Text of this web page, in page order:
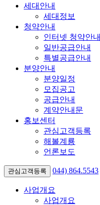
세대안내
세대정보
청약안내
인터넷 청약안내
일반공급안내
특별공급안내
분양안내
분양일정
모집공고
공급안내
계약안내문
홍보센터
관심고객등록
해볼계룡
언론보도
관심고객등록 044) 864.5543
사업개요
사업개요